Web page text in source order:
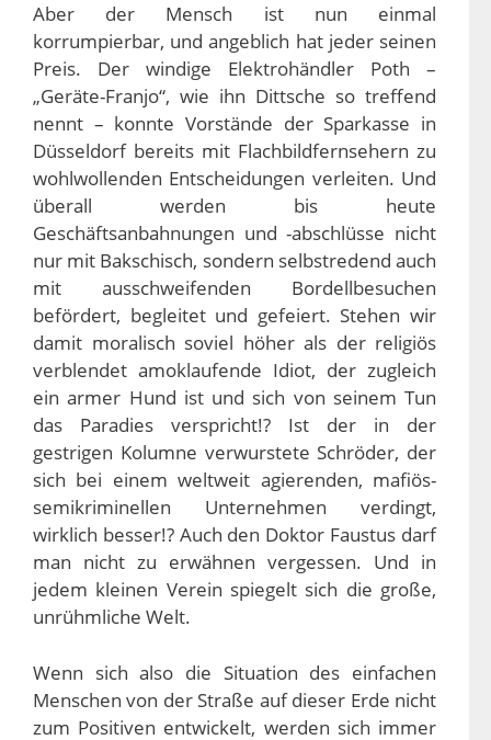
Aber der Mensch ist nun einmal
korrumpierbar, und angeblich hat jeder seinen
Preis. Der windige Elektrohändler Poth –
„Geräte-Franjo“, wie ihn Dittsche so treffend
nennt – konnte Vorstände der Sparkasse in
Düsseldorf bereits mit Flachbildfernsehern zu
wohlwollenden Entscheidungen verleiten. Und
überall werden bis heute
Geschäftsanbahnungen und -abschlüsse nicht
nur mit Bakschisch, sondern selbstredend auch
mit ausschweifenden Bordellbesuchen
befördert, begleitet und gefeiert. Stehen wir
damit moralisch soviel höher als der religiös
verblendet amoklaufende Idiot, der zugleich
ein armer Hund ist und sich von seinem Tun
das Paradies verspricht!? Ist der in der
gestrigen Kolumne verwurstete Schröder, der
sich bei einem weltweit agierenden, mafiös-
semikriminellen Unternehmen verdingt,
wirklich besser!? Auch den Doktor Faustus darf
man nicht zu erwähnen vergessen. Und in
jedem kleinen Verein spiegelt sich die große,
unrühmliche Welt.
Wenn sich also die Situation des einfachen
Menschen von der Straße auf dieser Erde nicht
zum Positiven entwickelt, werden sich immer